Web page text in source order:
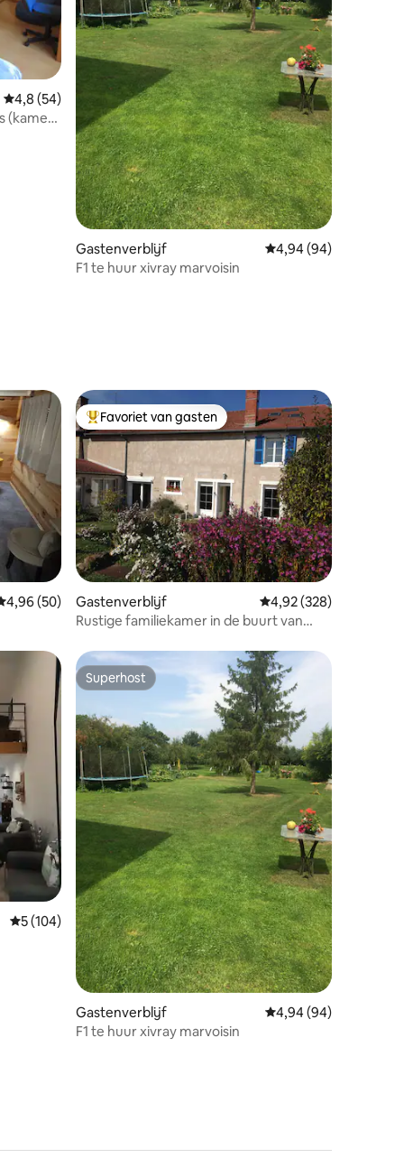
Gemiddelde beoordeling van 4,8 uit 5, 54 recensies
4,8 (54)
(kamer
Gastenverblijf Gemiddelde
4,94 (94)
F1 te huur xivray marvoisin
beoordeling van 4,96 uit 5, 50 recensies
4,96 (50)
Topfavoriet van gasten
Favoriet van gasten
Gastenverblijf Gemiddelde
4,92 (328)
Rustige familiekamer in de buurt van
Gemiddelde beoordeling van 5 uit 5, 104 recensies
5 (104)
Superhost
Superhost
Gastenverblijf Gemiddelde
4,94 (94)
F1 te huur xivray marvoisin